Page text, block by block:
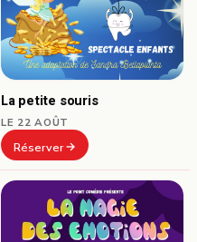
La petite souris
LE 22 AOÛT
Réserver